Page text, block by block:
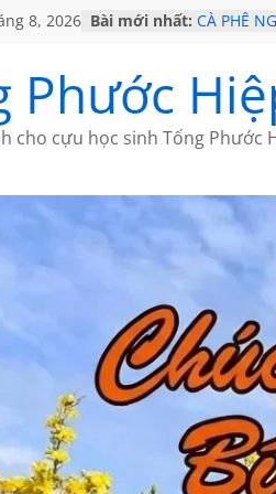
8, 2026 Bài mới nhất: CÀ PHÊ
MỘT ĐỜI
SÁCH
BẤT CHỢT
Phước
cho cựu học sinh Tống Phước